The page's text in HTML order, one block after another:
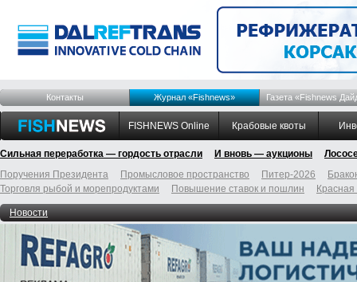
Контакты Журнал «Fishnews» Газета «Fishnews
FISHNEWS Online Крабовые квоты
Сильная переработка — гордость отрасли И вновь — аукционы
Поручения Президента
Промысловое пространство Питер-2026
Торговля рыбой и морепродуктами
Повышение ставок и пошлин
Новости